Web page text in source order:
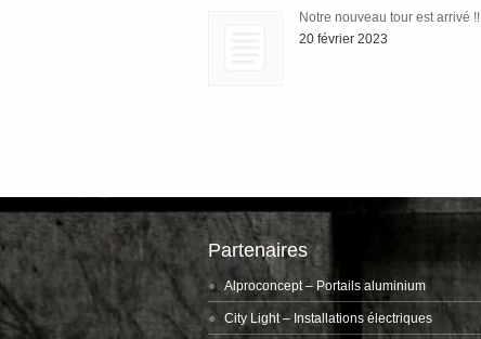
Notre nouveau tour est arrivé !!
20 février 2023
Partenaires
Alproconcept– Portails aluminium
City Light– Installations électriques